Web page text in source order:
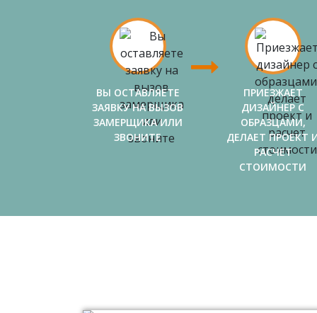
ВЫ ОСТАВЛЯЕТЕ
ЗАЯВКУ НА ВЫЗОВ
ЗАМЕРЩИКА ИЛИ
ЗВОНИТЕ
ПРИЕЗЖАЕТ
ДИЗАЙНЕР С
ОБРАЗЦАМИ,
ДЕЛАЕТ ПРОЕКТ
РАСЧЕТ
СТОИМОСТИ